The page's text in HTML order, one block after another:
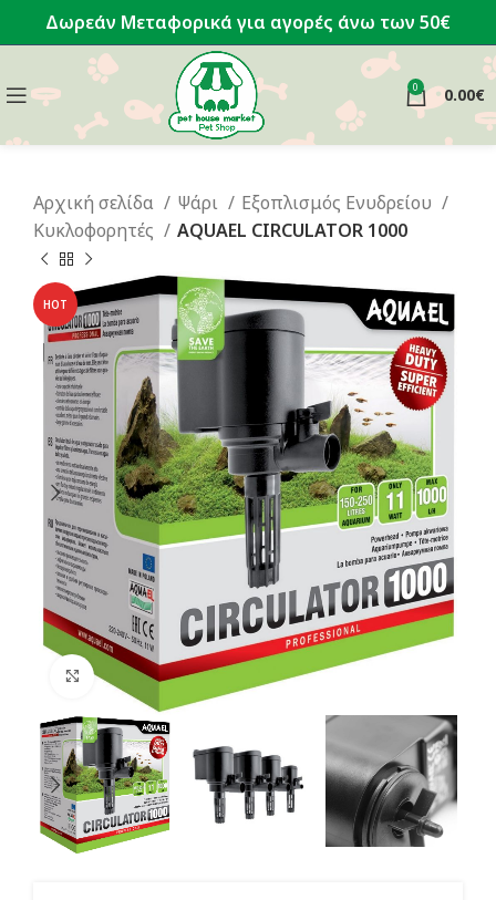
Δωρεάν Μεταφορικά για αγορές άνω των 50€
0 0.00€
Αρχική σελίδα Ψάρι
Εξοπλισμός Ενυδρείου
Κυκλοφορητές
AQUAEL CIRCULATOR 1000
HOT
Click to enlarge